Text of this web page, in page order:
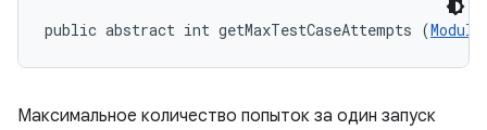
public abstract int getMaxTestCaseAttempts (
Максимальное количество попыток за один запуск